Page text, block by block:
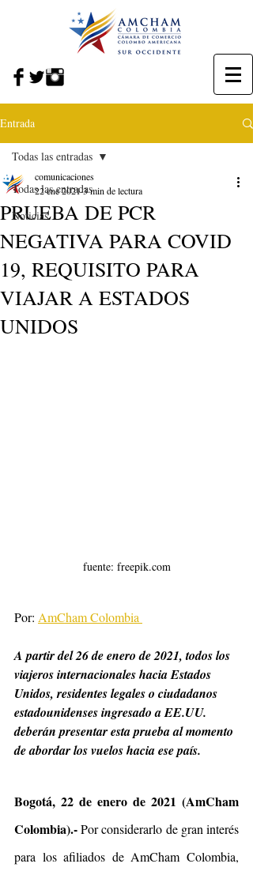
Entrada
Todas las entradas
Noticias
Todas las entradas
PRUEBA DE PCR
NEGATIVA PARA COVID
19, REQUISITO PARA
VIAJAR A ESTADOS
UNIDOS
comunicaciones
22 ene 20213 min de lectura
fuente: freepik.com
Por: AmCham Colombia
A partir del 26 de enero de 2021, todos los
viajeros internacionales hacia Estados
Unidos, residentes legales o ciudadanos
estadounidenses ingresado a EE.UU.
deberán presentar esta prueba al momento
de abordar los vuelos hacia ese país.
Bogotá, 22 de enero de 2021 (AmCham
Colombia).- Por considerarlo de gran interés
para los afiliados de AmCham Colombia,